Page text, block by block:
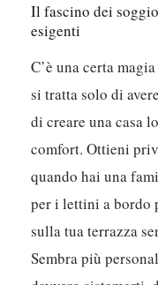
Il fascino dei
esigenti
C’è una certa
si tratta solo di
di creare una casa
comfort. Ottieni
quando hai una
per i lettini a bordo
sulla tua terrazza
Sembra più